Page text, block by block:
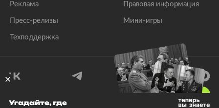
Реклама
Пресс-релизы
Техподдержка
Правовая информация
Мини-игры
Угадайте, где